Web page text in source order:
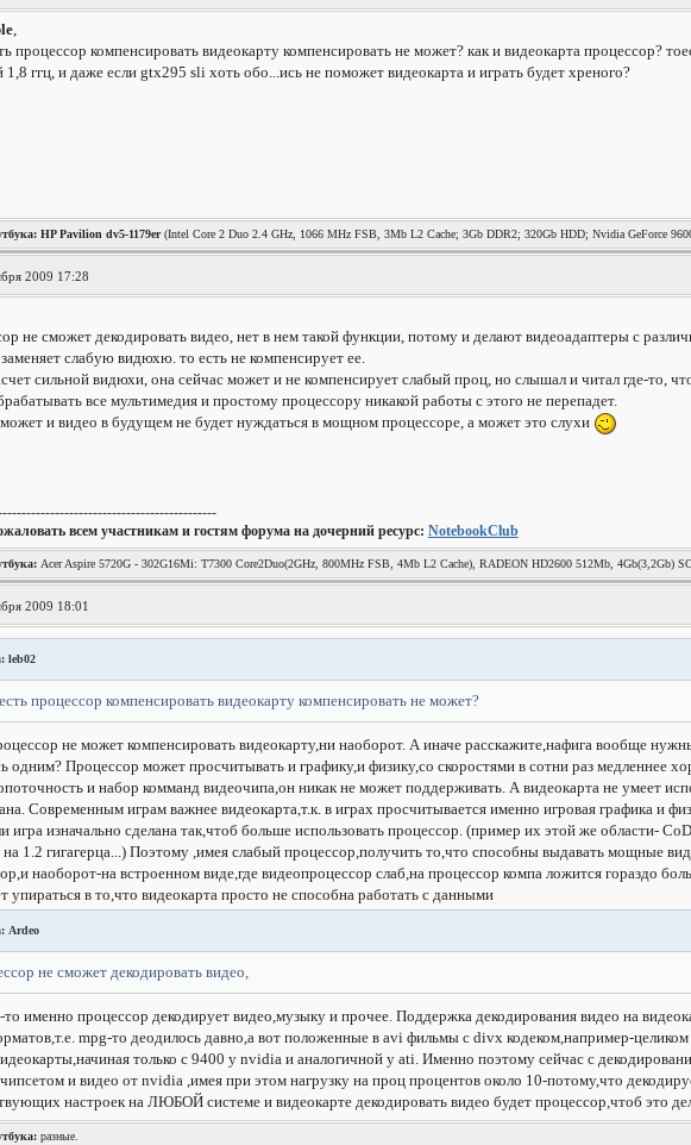
,
процессор компенсировать видеокарту компенсировать не может? как и видеокарта процессор?
1,8 ггц, и даже если gtx295 sli хоть обо...ись не поможет видеокарта и играть будет хреного?
HP Pavilion dv5-1179er(Intel Core 2 Duo 2.4 GHz, 1066 MHz FSB, 3Mb L2 Cache; 3Gb DDR2; 320Gb HDD; Nvidia GeForce
Home Premium SP2 x86)
2009 17:28
не сможет декодировать видео, нет в нем такой функции, потому и делают видеоадаптеры с
слабую видюхю. то есть не компенсирует ее.
сильной видюхи, она сейчас может и не компенсирует слабый проц, но слышал и читал где-то,
все мультимедия и простому процессору никакой работы с этого не перепадет.
и видео в будущем не будет нуждаться в мощном процессоре, а может это слухи
всем участникам и гостям форума на дочерний ресурс: NotebookClub
Acer Aspire 5720G - 302G16Mi: T7300 Core2Duo(2GHz, 800MHz FSB, 4Mb L2 Cache), RADEON HD2600 512Mb, 4Gb(3,2Gb)
500Gb 5400rpm HDD, MS Windows 7 Домашняя Расширенная 32Bit.
2009 18:01
leb02
процессор компенсировать видеокарту компенсировать не может?
не может компенсировать видеокарту,ни наоборот. А иначе расскажите,нафига вообще
одним? Процессор может просчитывать и графику,и физику,со скоростями в сотни раз медленнее
и набор комманд видеочипа,он никак не может поддерживать. А видеокарта не умеет
Современным играм важнее видеокарта,т.к. в играх просчитывается именно игровая графика и
игра изначально сделана так,чтоб больше использовать процессор. (пример их этой же области-
на 1.2 гигагерца...) Поэтому ,имея слабый процессор,получить то,что способны выдавать мощные
наоборот-на встроенном виде,где видеопроцессор слаб,на процессор компа ложится гораздо
упираться в то,что видеокарта просто не способна работать с данными
Ardeo
не сможет декодировать видео,
именно процессор декодирует видео,музыку и прочее. Поддержка декодирования видео на
mpg-то деодилось давно,а вот положенные в avi фильмы с divx кодеком,например-
только с 9400 у nvidia и аналогичной у ati. Именно поэтому сейчас с
чипсетом и видео от nvidia ,имея при этом нагрузку на проц процентов около 10-потому,что
настроек на ЛЮБОЙ системе и видеокарте декодировать видео будет процессор,чтоб это
разные.